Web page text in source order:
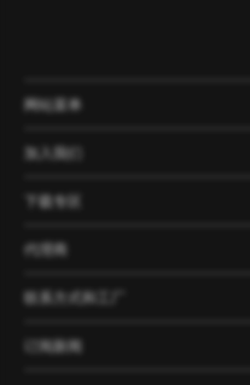
网站菜单
产品
公司
资讯
案例
加入我们
代理商
联系方式和工厂
订阅新闻